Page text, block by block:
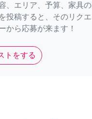
、エリア、予算、家具
投稿すると、そのリク
から応募が来ます！
トをする